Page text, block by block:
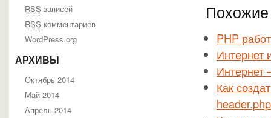
RSS записей
RSS комментариев
WordPress.org
АРХИВЫ
Октябрь 2014
Май 2014
Апрель 2014
Похожие
PHP
Интернет
Интернет
Как